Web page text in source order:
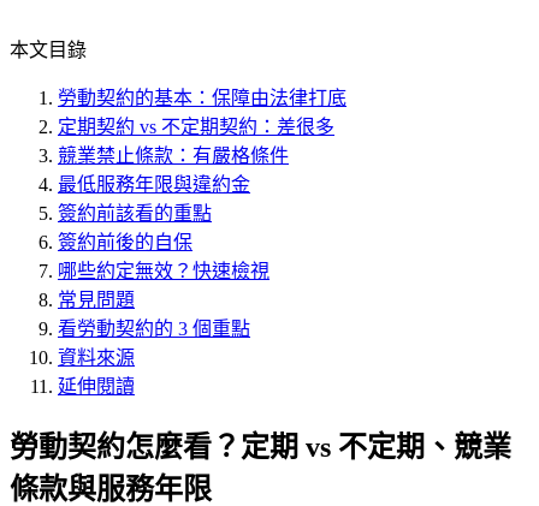
本文目錄
勞動契約的基本：保障由法律打底
定期契約 vs 不定期契約：差很多
競業禁止條款：有嚴格條件
最低服務年限與違約金
簽約前該看的重點
簽約前後的自保
哪些約定無效？快速檢視
常見問題
看勞動契約的 3 個重點
資料來源
延伸閱讀
勞動契約怎麼看？定期 vs 不定期、競業
條款與服務年限